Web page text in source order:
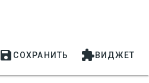
 СОХРАНИТЬ ВИДЖЕТ